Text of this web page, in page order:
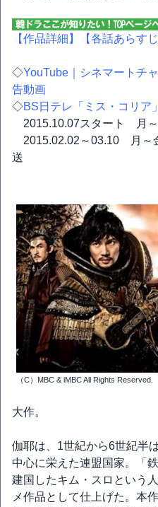
【作品詳細】 【各話あらすじ
◇YouTube｜シネマートチ
告動画
◇BS日テレ「ミス・コリア
2015.10.07スタート 月
2015.02.02～03.10 月
送
（C）MBC & iMBC All Rights Reserved.
大作。
伽耶は、1世紀から6世紀半
中心に栄えた連盟国家。「
建国したキム・スロという
メ作品として仕上げた。本